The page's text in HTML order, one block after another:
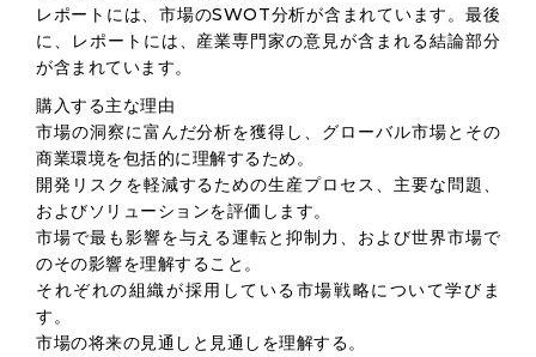
レポートには、市場のSWOT分析が含まれています。最後
に、レポートには、産業専門家の意見が含まれる結論部分
が含まれています。
購入する主な理由
市場の洞察に富んだ分析を獲得し、グローバル市場とその
商業環境を包括的に理解するため。
開発リスクを軽減するための生産プロセス、主要な問題、
およびソリューションを評価します。
市場で最も影響を与える運転と抑制力、および世界市場で
のその影響を理解すること。
それぞれの組織が採用している市場戦略について学びま
す。
市場の将来の見通しと見通しを理解する。